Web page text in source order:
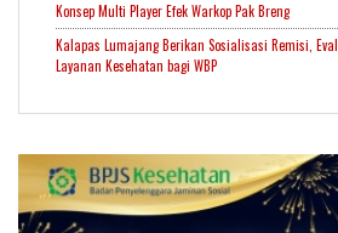
Konsep Multi Player Efek Warkop Pak Breng
Kalapas Lumajang Berikan Sosialisasi Remisi,
Layanan Kesehatan bagi WBP